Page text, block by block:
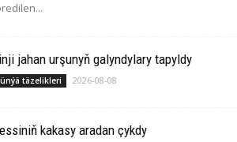
jahan urşunyň galyndylary tapyldy
täzelikleri 2026-08-08
kakasy aradan çykdy